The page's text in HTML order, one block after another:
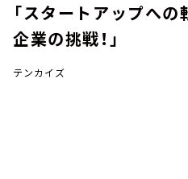
「スタートアップへ
企業の挑戦！」
テンカイズ